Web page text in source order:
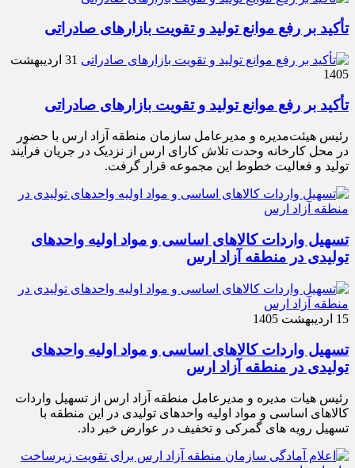
تأکید بر رفع موانع تولید و تقویت بازارهای صادراتی
31 اردیبهشت
1405
تأکید بر رفع موانع تولید و تقویت بازارهای صادراتی
رئیس هیئت‌مدیره و مدیرعامل سازمان منطقه آزاد ارس با حضور
در محل کارخانه وحدت تلاش کارای ارس از نزدیک در جریان فرآیند
تولید و فعالیت خطوط این مجموعه قرار گرفت.
تسهیل واردات کالاهای اساسی و مواد اولیه واحدهای
تولیدی در منطقه آزاد ارس
15 اردیبهشت 1405
تسهیل واردات کالاهای اساسی و مواد اولیه واحدهای
تولیدی در منطقه آزاد ارس
رئیس هیات مدیره و مدیرعامل منطقه آزاد ارس از تسهیل واردات
کالاهای اساسی و مواد اولیه واحدهای تولیدی در این منطقه با
تسهیل رویه های گمرکی و تخفیف در عوارض خبر داد.